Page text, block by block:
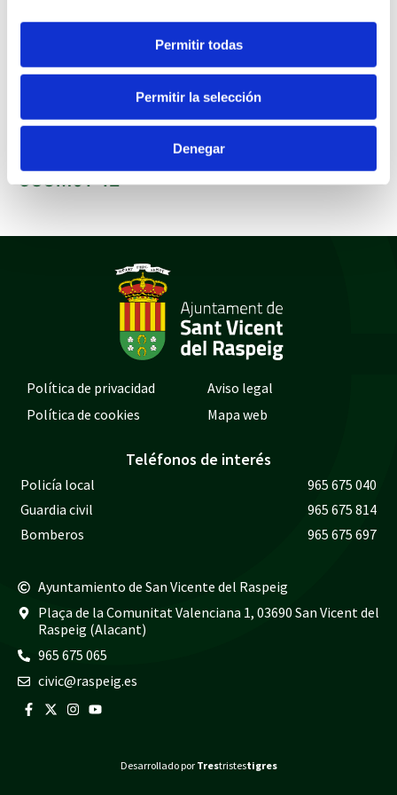
Permitir todas
Permitir la selección
Denegar
JUNTA DE GOBIERNO
LOCAL DE 19/10/2012
Documentos
PLIEGOS JURIDICO-ADMINISTRATIVOS
PLIEGOS DE CONDICIONES TECNICAS
ANUNCIO COMPOSICION MC
CSUM01-12
Política de privacidad
Aviso legal
Política de cookies
Mapa web
Teléfonos de interés
Policía local
965 675 040
Guardia civil
965 675 814
Bomberos
965 675 697
Ayuntamiento de San Vicente del Raspeig
Plaça de la Comunitat Valenciana 1, 03690 San Vicent del
Raspeig (Alacant)
965 675 065
civic@raspeig.es
Desarrollado por Trestristestigres